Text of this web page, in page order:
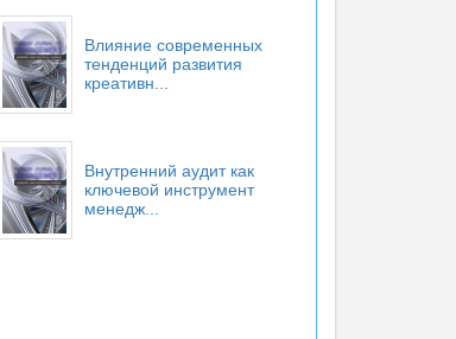
Влияние современных
тенденций развития
креативн...
Внутренний аудит как
ключевой инструмент
менедж...